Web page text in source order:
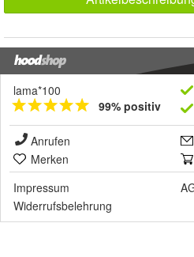
lama*100
99% positiv
Anrufen
Merken
Impressum
Widerrufsbelehrung